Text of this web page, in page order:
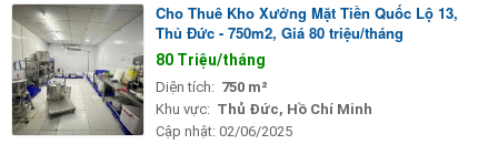
Cho Thuê Kho Xưởng Mặt Tiền Quốc Lộ 13,
Thủ Đức - 750m2, Giá 80 triệu/tháng
80 Triệu/tháng
Diện tích: 750 m²
Khu vực: Thủ Đức, Hồ Chí Minh
Cập nhật: 02/06/2025